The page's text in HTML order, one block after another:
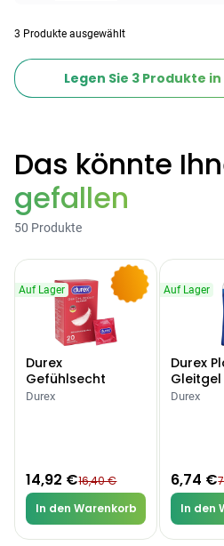
Bei Hämorrhoiden
& Juckreiz
12,04 €
Nach Marke kaufen
3 Produkte ausgewählt
Legen Sie 3Produkte in
Das könnte
gefallen
50 Produkte
-9%
Auf Lager
Durex
Gefühlsecht
Classic Kondome
Durex
14,92 €16,40 €
In den Warenkorb
Auf Lager
Durex
Gleitgel
Durex
6,74 €
In den